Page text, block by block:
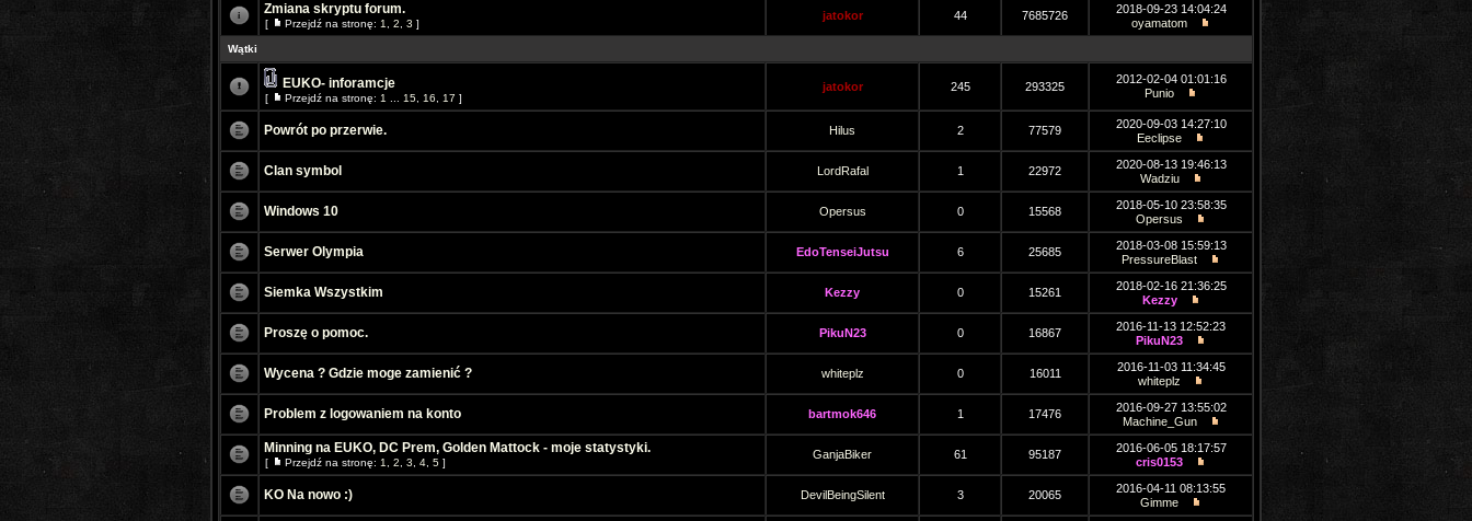
Zmiana skryptu forum.
[ Przejdź na stronę: 1 2 3 ]
jatokor 44 7685726
2018-09-23 14:04:24
oyamatom
Wątki
EUKO- inforamcje
[ Przejdź na stronę: 1 15 16 17 ]
jatokor 245 293325
2012-02-04 01:01:16
Punio
Powrót po przerwie. Hilus 2 77579
2020-09-03 14:27:10
Eeclipse
Clan symbol LordRafal 1 22972
2020-08-13 19:46:13
Wadziu
Windows 10 Opersus 0 15568
2018-05-10 23:58:35
Opersus
Serwer Olympia EdoTenseiJutsu 6 25685
2018-03-08 15:59:13
PressureBlast
Siemka Wszystkim Kezzy 0 15261
2018-02-16 21:36:25
Kezzy
Proszę o pomoc. PikuN23 0 16867
2016-11-13 12:52:23
PikuN23
Wycena ? Gdzie moge zamienić ? whiteplz 0 16011
2016-11-03 11:34:45
whiteplz
Problem z logowaniem na konto bartmok646 1 17476
2016-09-27 13:55:02
Machine_Gun
Minning na EUKO, DC Prem, Golden Mattock - moje statystyki.
[ Przejdź na stronę: 1 2 3 4 5 ]
GanjaBiker 61 95187
2016-06-05 18:17:57
cris0153
KO Na nowo :) DevilBeingSilent 3 20065
2016-04-11 08:13:55
Gimme